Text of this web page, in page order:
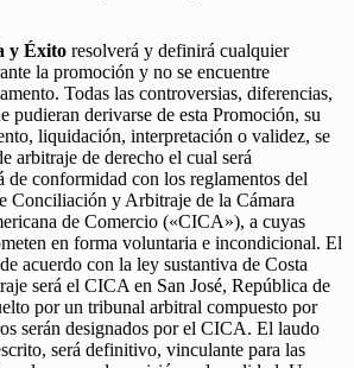
y Éxito resolverá y definirá cualquier
la promoción y no se encuentre
Todas las controversias, diferencias,
pudieran derivarse de esta Promoción, su
liquidación, interpretación o validez, se
arbitraje de derecho el cual será
de conformidad con los reglamentos del
Conciliación y Arbitraje de la Cámara
de Comercio («CICA»), a cuyas
en forma voluntaria e incondicional. El
acuerdo con la ley sustantiva de Costa
será el CICA en San José, República de
por un tribunal arbitral compuesto por
serán designados por el CICA. El laudo
será definitivo, vinculante para las